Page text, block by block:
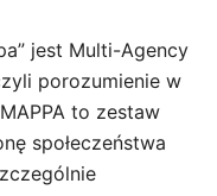
jest Multi-Agency
porozumienie w
to zestaw
społeczeństwa